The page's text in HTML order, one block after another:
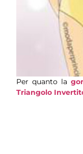
Per quanto la
Triangolo